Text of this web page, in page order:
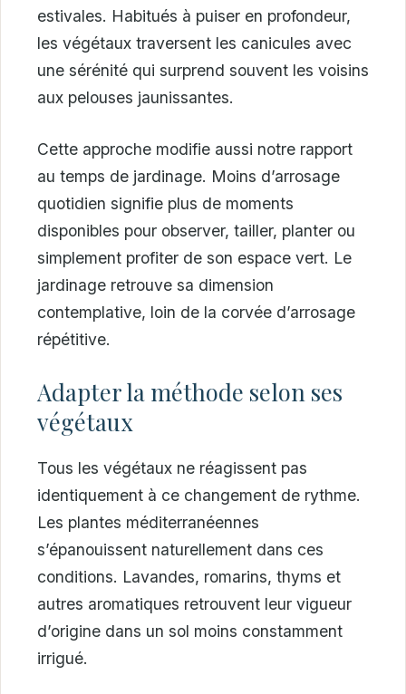
estivales. Habitués à puiser en profondeur,
les végétaux traversent les canicules avec
une sérénité qui surprend souvent les voisins
aux pelouses jaunissantes.
Cette approche modifie aussi notre rapport
au temps de jardinage. Moins d’arrosage
quotidien signifie plus de moments
disponibles pour observer, tailler, planter ou
simplement profiter de son espace vert. Le
jardinage retrouve sa dimension
contemplative, loin de la corvée d’arrosage
répétitive.
Adapter la méthode selon ses
végétaux
Tous les végétaux ne réagissent pas
identiquement à ce changement de rythme.
Les plantes méditerranéennes
s’épanouissent naturellement dans ces
conditions. Lavandes, romarins, thyms et
autres aromatiques retrouvent leur vigueur
d’origine dans un sol moins constamment
irrigué.